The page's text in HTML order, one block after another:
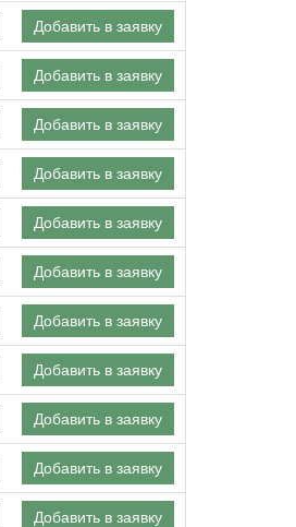
Добавить в заявку
Добавить в заявку
Добавить в заявку
Добавить в заявку
Добавить в заявку
Добавить в заявку
Добавить в заявку
Добавить в заявку
Добавить в заявку
Добавить в заявку
Добавить в заявку